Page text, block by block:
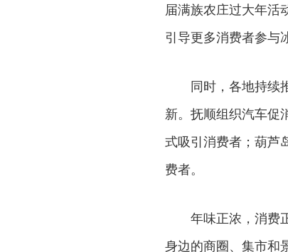
届满族农庄过大年活
引导更多消费者参与
同时，各地持续推
新。抚顺组织汽车促
式吸引消费者；葫芦
费者。
年味正浓，消费正
身边的商圈、集市和